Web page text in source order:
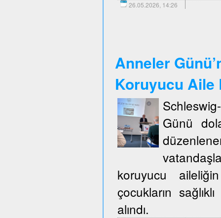
26.05.2026, 14:26
Anneler
Koruyucu Aile
Günü
koruyucu
çocukların
alındı.